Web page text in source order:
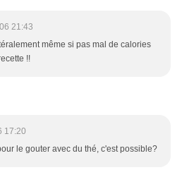
21:43
même si pas mal de calories
!!
17:20
le gouter avec du thé, c'est possible?